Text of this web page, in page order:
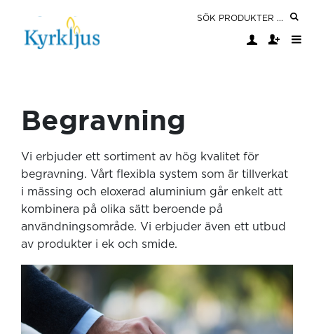
Begravning
Vi erbjuder ett sortiment av hög kvalitet för
begravning. Vårt flexibla system som är tillverkat
i mässing och eloxerad aluminium går enkelt att
kombinera på olika sätt beroende på
användningsområde. Vi erbjuder även ett utbud
av produkter i ek och smide.